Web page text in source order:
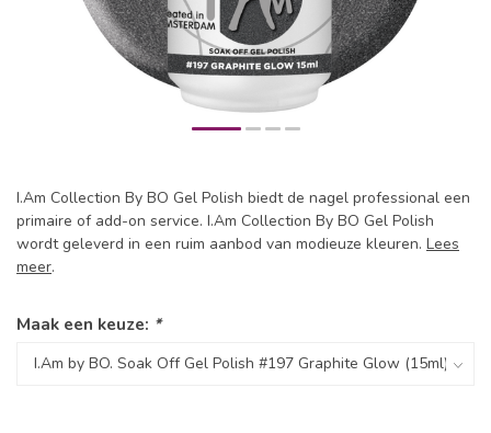
I.Am Collection By BO Gel Polish biedt de nagel professional een
primaire of add-on service. I.Am Collection By BO Gel Polish
wordt geleverd in een ruim aanbod van modieuze kleuren. Lees
meer.
Maak een keuze: *